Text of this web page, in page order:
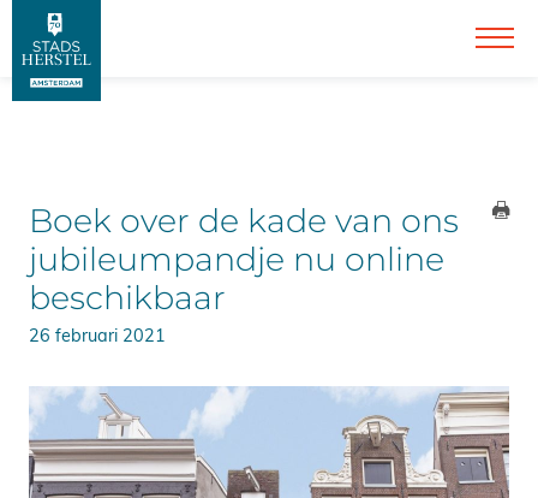
Boek over de kade van ons
jubileumpandje nu online
beschikbaar
26 februari 2021